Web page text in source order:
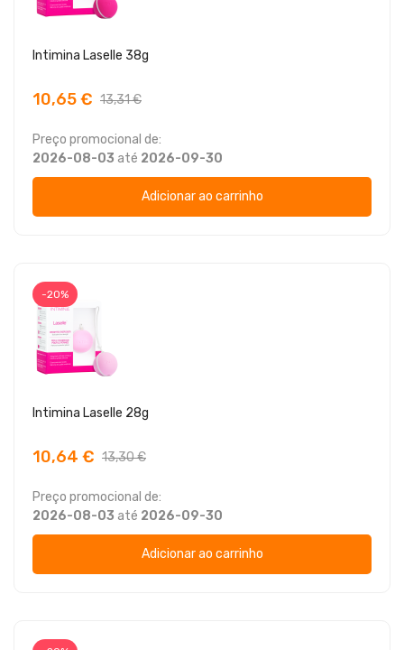
Intimina Laselle 38g
10,65 € 13,31 €
Preço promocional de:
2026-08-03 até 2026-09-30
Adicionar ao carrinho
-20%
Intimina Laselle 28g
10,64 € 13,30 €
Preço promocional de:
2026-08-03 até 2026-09-30
Adicionar ao carrinho